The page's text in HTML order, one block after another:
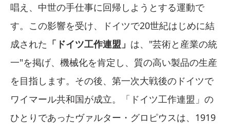
唱え、中世の手仕事に回帰しようとする運動で
す。この影響を受け、ドイツで20世紀はじめに結
成された 「ドイツ工作連盟」 は、"芸術と産業の統
一"を掲げ、機械化を肯定し、質の高い製品の生産
を目指します。その後、第一次大戦後のドイツで
ワイマール共和国が成立。「ドイツ工作連盟」の
ひとりであったヴァルター・グロピウスは、1919